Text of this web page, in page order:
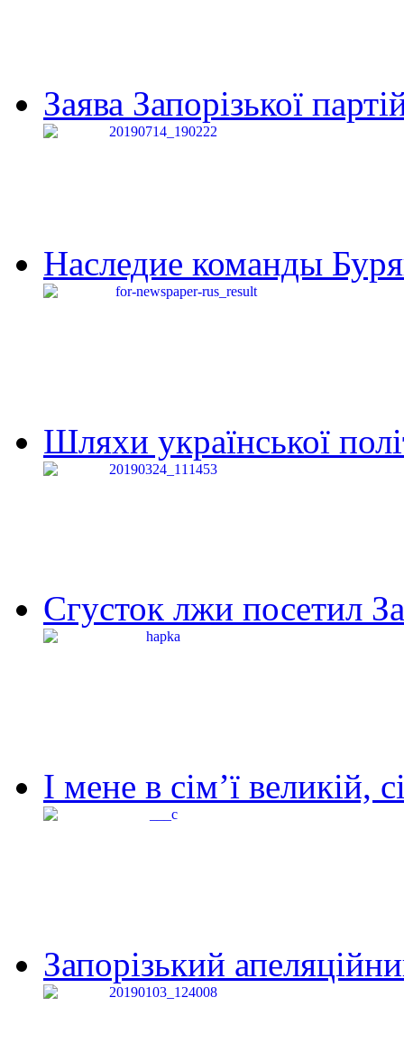
Заява Запорізької
Наследие команды
Шляхи української
Сгусток лжи посетил
І мене в сім’ї великій,
Запорізький